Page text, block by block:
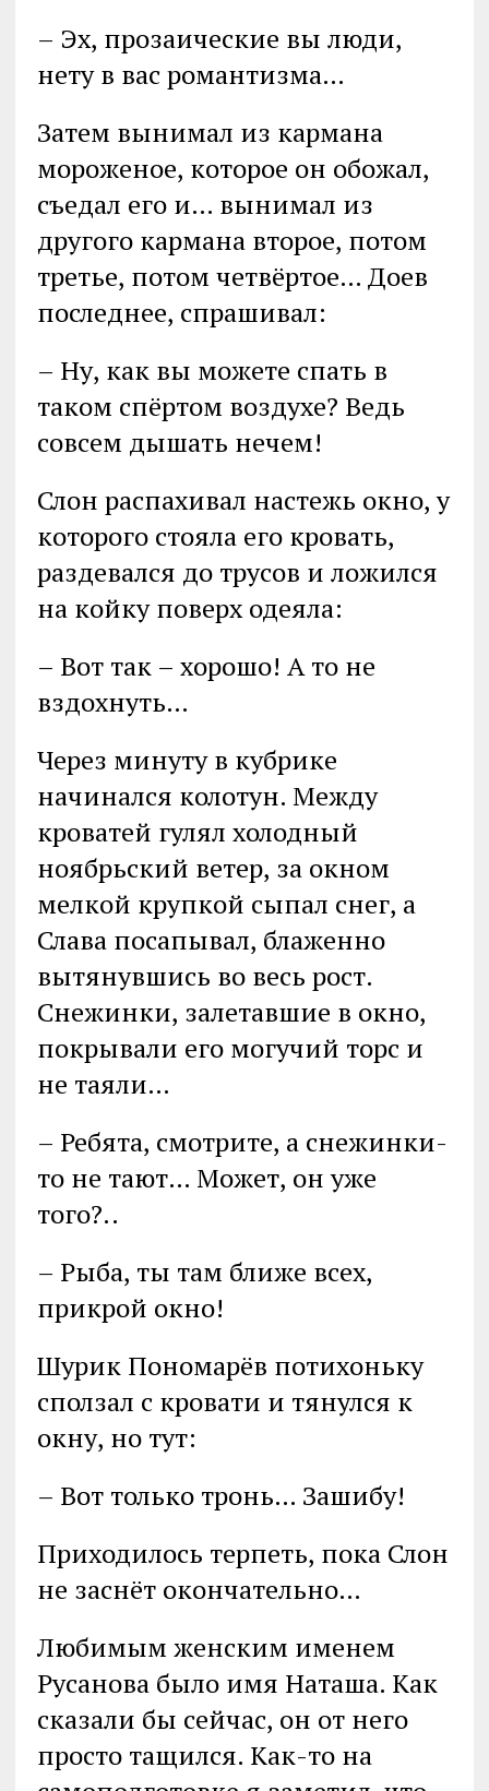
– Эх, прозаические вы люди,
нету в вас романтизма…
Затем вынимал из кармана
мороженое, которое он обожал,
съедал его и… вынимал из
другого кармана второе, потом
третье, потом четвёртое… Доев
последнее, спрашивал:
– Ну, как вы можете спать в
таком спёртом воздухе? Ведь
совсем дышать нечем!
Слон распахивал настежь окно, у
которого стояла его кровать,
раздевался до трусов и ложился
на койку поверх одеяла:
– Вот так – хорошо! А то не
вздохнуть…
Через минуту в кубрике
начинался колотун. Между
кроватей гулял холодный
ноябрьский ветер, за окном
мелкой крупкой сыпал снег, а
Слава посапывал, блаженно
вытянувшись во весь рост.
Снежинки, залетавшие в окно,
покрывали его могучий торс и
не таяли…
– Ребята, смотрите, а снежинки-
то не тают… Может, он уже
того?..
– Рыба, ты там ближе всех,
прикрой окно!
Шурик Пономарёв потихоньку
сползал с кровати и тянулся к
окну, но тут:
– Вот только тронь… Зашибу!
Приходилось терпеть, пока Слон
не заснёт окончательно…
Любимым женским именем
Русанова было имя Наташа. Как
сказали бы сейчас, он от него
просто тащился. Как-то на